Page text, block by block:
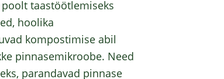
taastöötlemiseks
hoolika
kompostimise abil
pinnasemikroobe. Need
parandavad pinnase